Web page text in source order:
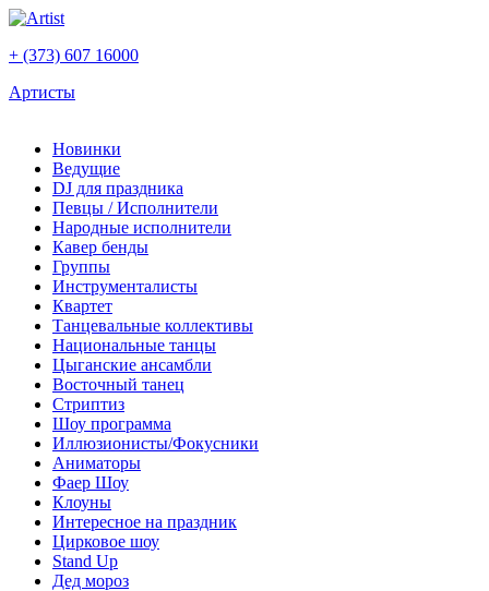
+ (373) 607 16000
Артисты
Новинки
Ведущие
DJ для праздника
Певцы / Исполнители
Народные исполнители
Кавер бенды
Группы
Инструменталисты
Квартет
Танцевальные коллективы
Национальные танцы
Цыганские ансамбли
Восточный танец
Стриптиз
Шоу программа
Иллюзионисты/Фокусники
Аниматоры
Фаер Шоу
Клоуны
Интересное на праздник
Цирковое шоу
Stand Up
Дед мороз